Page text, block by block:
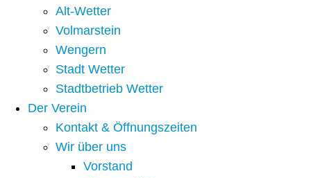
Alt-Wetter​
Volmarstein
Wengern
Stadt Wetter
Stadtbetrieb Wetter
Der Verein
Kontakt & Öffnungszeiten
Wir über uns
Vorstand